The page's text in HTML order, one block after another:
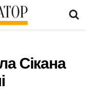
Сікана